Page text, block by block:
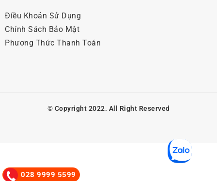
Điều Khoản Sử Dụng
Chính Sách Bảo Mật
Phương Thức Thanh Toán
© Copyright 2022. All Right Reserved
028 9999 5599